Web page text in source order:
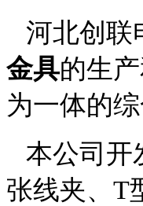
河北创联
金具的生
为一体的
本公司开
张线夹、 T